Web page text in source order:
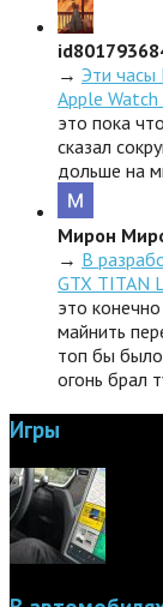
→ Эти
Apple
это пока
сказал
дольше на
Мирон
→ В
GTX TITAN
это
майнить
топ бы
огонь брал
Игры